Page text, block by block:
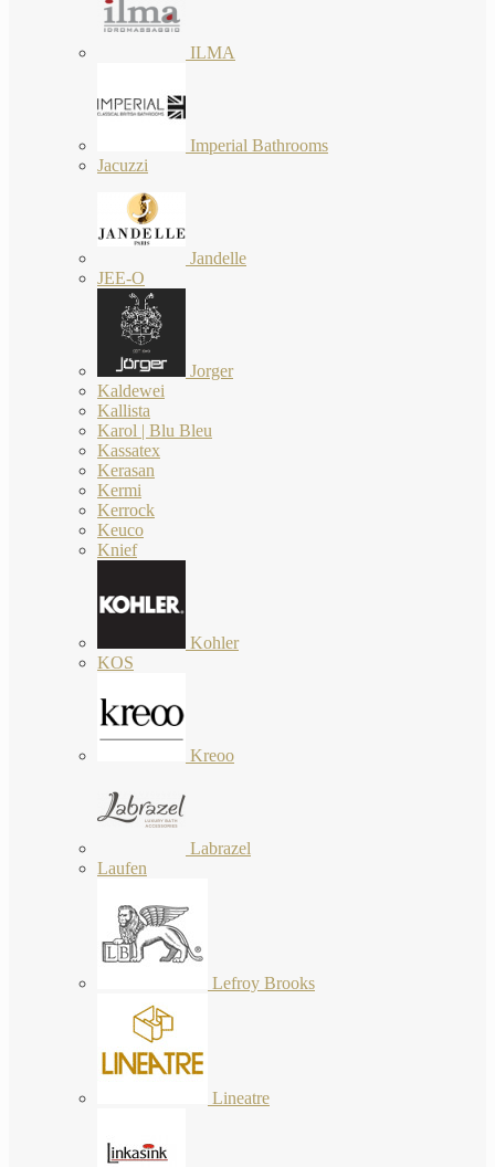
ILMA
Imperial Bathrooms
Jacuzzi
Jandelle
JEE-O
Jorger
Kaldewei
Kallista
Karol | Blu Bleu
Kassatex
Kerasan
Kermi
Kerrock
Keuco
Knief
Kohler
KOS
Kreoo
Labrazel
Laufen
Lefroy Brooks
Lineatre